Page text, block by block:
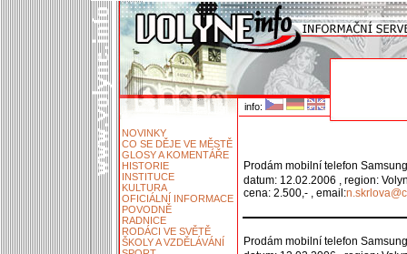
info:
NOVINKY
CO SE DĚJE VE MĚSTĚ
GLOSY A KOMENTÁŘE
HISTORIE
INSTITUCE
KULTURA
OFICIÁLNÍ INFORMACE
POVODNĚ
RADNICE
RODÁCI VE SVĚTĚ
ŠKOLY A VZDĚLÁVÁNÍ
Prodám mobilní telefon
datum: 12.02.2006 , region:
cena: 2.500,- , email:
Prodám mobilní telefon